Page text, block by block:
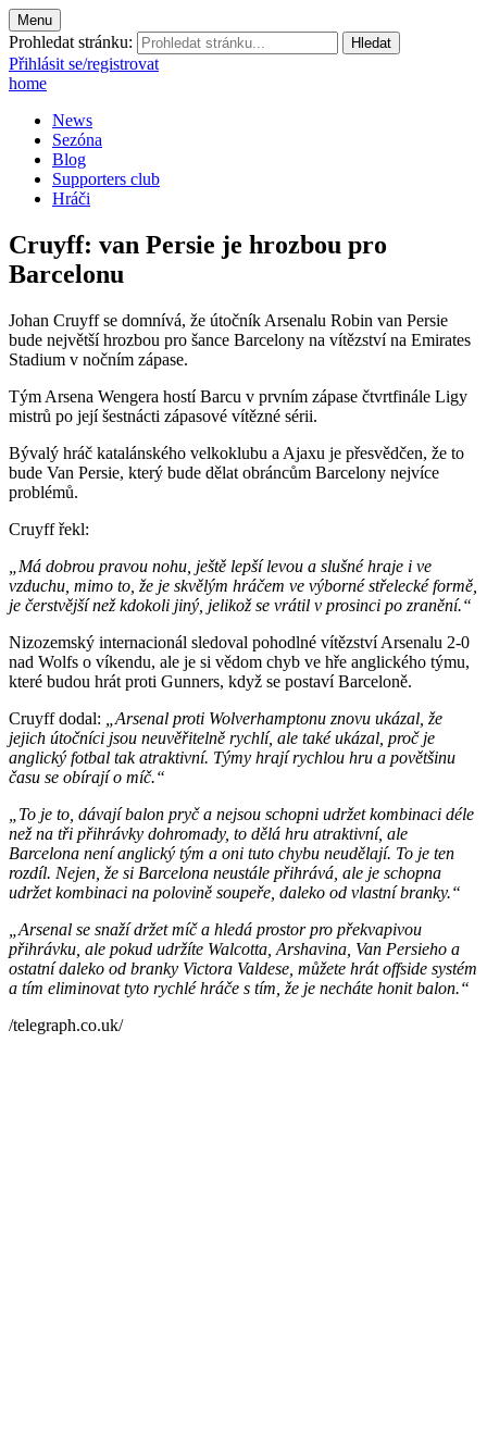
Menu
Prohledat stránku:
Přihlásit se/registrovat
home
News
Sezóna
Blog
Supporters club
Hráči
Cruyff: van Persie je hrozbou pro
Barcelonu
Johan Cruyff se domnívá, že útočník Arsenalu Robin van Persie
bude největší hrozbou pro šance Barcelony na vítězství na Emirates
Stadium v nočním zápase.
Tým Arsena Wengera hostí Barcu v prvním zápase čtvrtfinále Ligy
mistrů po její šestnácti zápasové vítězné sérii.
Bývalý hráč katalánského velkoklubu a Ajaxu je přesvědčen, že to
bude Van Persie, který bude dělat obráncům Barcelony nejvíce
problémů.
Cruyff řekl:
„Má dobrou pravou nohu, ještě lepší levou a slušné hraje i ve
vzduchu, mimo to, že je skvělým hráčem ve výborné střelecké formě,
je čerstvější než kdokoli jiný, jelikož se vrátil v prosinci po zranění.“
Nizozemský internacionál sledoval pohodlné vítězství Arsenalu 2-0
nad Wolfs o víkendu, ale je si vědom chyb ve hře anglického týmu,
které budou hrát proti Gunners, když se postaví Barceloně.
Cruyff dodal:
„Arsenal proti Wolverhamptonu znovu ukázal, že
jejich útočníci jsou neuvěřitelně rychlí, ale také ukázal, proč je
anglický fotbal tak atraktivní. Týmy hrají rychlou hru a povětšinu
času se obírají o míč.“
„To je to, dávají balon pryč a nejsou schopni udržet kombinaci déle
než na tři přihrávky dohromady, to dělá hru atraktivní, ale
Barcelona není anglický tým a oni tuto chybu neudělají. To je ten
rozdíl. Nejen, že si Barcelona neustále přihrává, ale je schopna
udržet kombinaci na polovině soupeře, daleko od vlastní branky.“
„Arsenal se snaží držet míč a hledá prostor pro překvapivou
přihrávku, ale pokud udržíte Walcotta, Arshavina, Van Persieho a
ostatní daleko od branky Victora Valdese, můžete hrát offside systém
a tím eliminovat tyto rychlé hráče s tím, že je necháte honit balon.“
/telegraph.co.uk/